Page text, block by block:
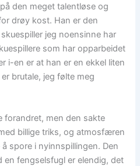
den meget talentløse og
drøy kost. Han er den
jeg noensinne har
som har opparbeidet
i-en er at han er en ekkel liten
brutale, jeg følte meg
forandret, men den sakte
billige triks, og atmosfæren
spore i nyinnspillingen. Den
en fengselsfugl er elendig, det